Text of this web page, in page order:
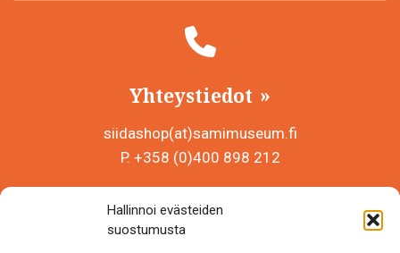
Hallinnoi evästeiden
suostumusta
Yhteystiedot
siidashop(at)samimuseum.fi
P. +358 (0)400 898 212
Y-tunnus 0625907-2